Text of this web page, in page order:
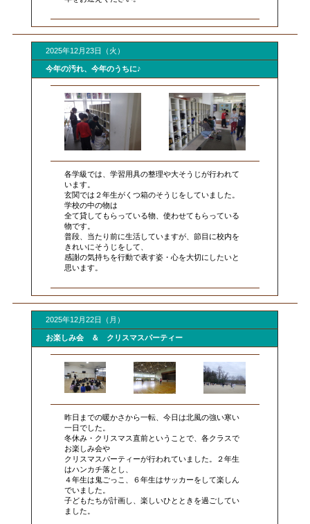
2025年12月23日（火）
今年の汚れ、今年のうちに♪
各学級では、学習用具の整理や大そうじが行われて
います。
玄関では２年生がくつ箱のそうじをしていました。
学校の中の物は
全て貸してもらっている物、使わせてもらっている
物です。
普段、当たり前に生活していますが、節目に校内を
きれいにそうじをして、
感謝の気持ちを行動で表す姿・心を大切にしたいと
思います。
2025年12月22日（月）
お楽しみ会 ＆ クリスマスパーティー
昨日までの暖かさから一転、今日は北風の強い寒い
一日でした。
冬休み・クリスマス直前ということで、各クラスで
お楽しみ会や
クリスマスパーティーが行われていました。２年生
はハンカチ落とし、
４年生は鬼ごっこ、６年生はサッカーをして楽しん
でいました。
子どもたちが計画し、楽しいひとときを過ごしてい
ました。